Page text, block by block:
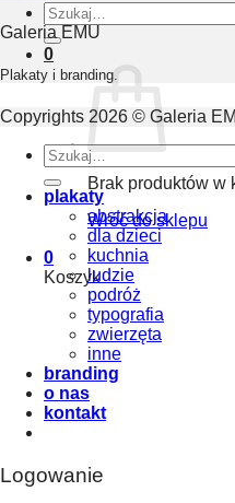
Szukaj:
0
Brak produktów w
Wróć do sklepu
0
Koszyk
Galeria EMU
Plakaty i branding.
Copyrights 2026 © Galeria
Szukaj:
plakaty
abstrakcja
dla dzieci
kuchnia
ludzie
podróż
typografia
zwierzęta
inne
branding
o nas
kontakt
Logowanie